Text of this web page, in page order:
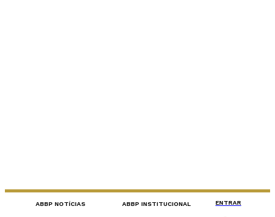
ABBP NOTÍCIAS ABBP INSTITUCIONAL ENTRAR